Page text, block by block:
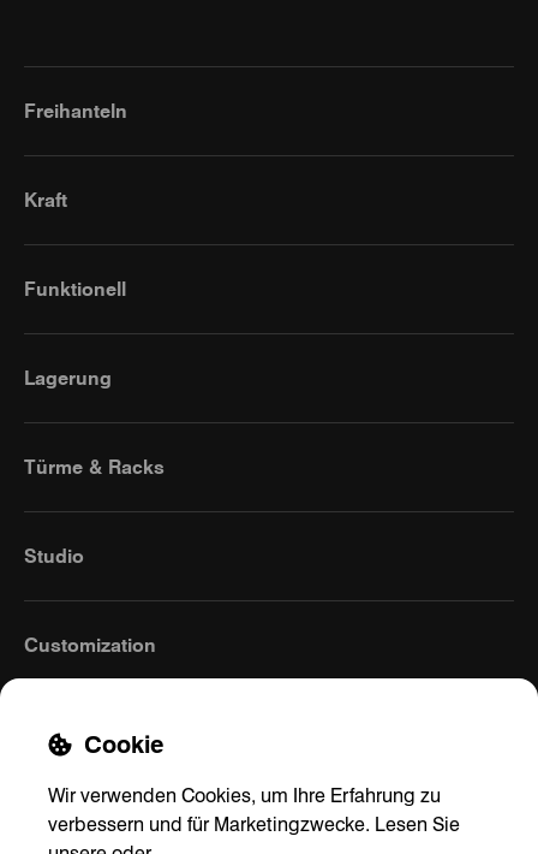
Freihanteln
Kraft
Funktionell
Lagerung
Türme & Racks
Studio
Customization
Cookie
Wir verwenden Cookies, um Ihre Erfahrung zu
verbessern und für Marketingzwecke. Lesen Sie